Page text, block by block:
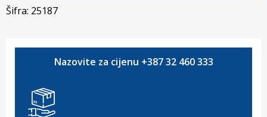
Šifra: 25187
Nazovite za cijenu +387 32 460 333